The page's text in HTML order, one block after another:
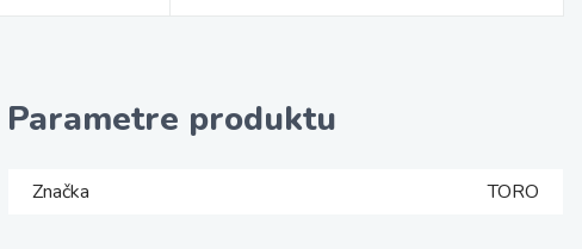
Parametre produktu
Značka TORO